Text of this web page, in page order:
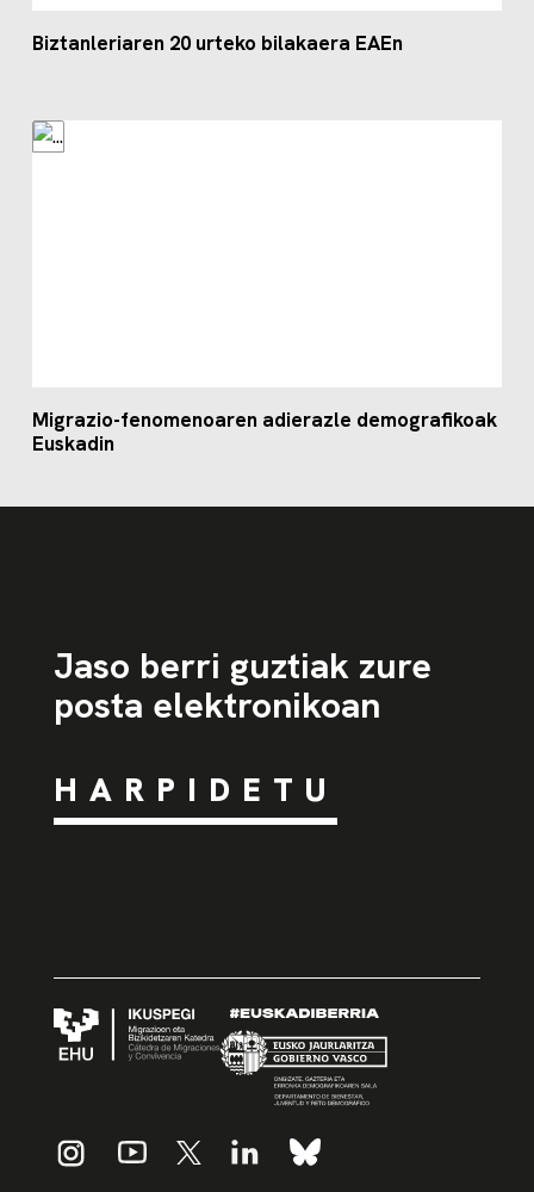
Biztanleriaren 20 urteko bilakaera EAEn
Migrazio-fenomenoaren adierazle demografikoak
Euskadin
Jaso berri guztiak zure
posta elektronikoan
HARPIDETU